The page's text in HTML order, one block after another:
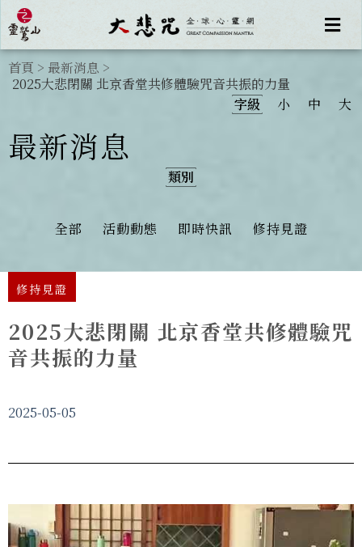
首頁 > 最新消息 >
2025大悲閉關 北京香堂共修體驗咒音共振的力量
字級
小 中 大
最新消息
類別
全部 活動動態 即時快訊 修持見證
修持見證
2025大悲閉關 北京香堂共修體驗咒
音共振的力量
2025-05-05